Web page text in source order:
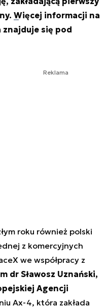
Więcej informacji na
się pod
Reklama
roku również polski
z komercyjnych
we współpracy z
dr Sławosz Uznański,
Agencji
Ax-4, która zakłada